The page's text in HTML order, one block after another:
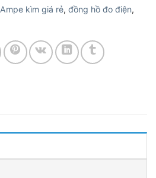
Ampe kìm giá rẻ, đồng hồ đo điện,